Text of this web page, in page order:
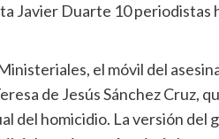
Javier Duarte 10 periodistas
el móvil del
de Jesús Sánchez Cruz,
del homicidio. La versión del